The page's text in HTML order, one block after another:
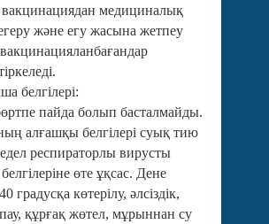
вакцинациядан медициналық
және егу жасына жетпеу
белгілері:
пайда болып басталмайды.
алғашқы белгілері суық тию
респираторлы вирусты
өте ұқсас. Дене
градусқа көтерілу, әлсіздік,
құрғақ жөтел, мұрыннан су